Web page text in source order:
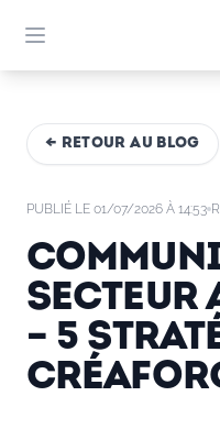
← RETOUR AU BLOG
PUBLIÉ LE 01/07/2026 À 14:53
secteur
– 5